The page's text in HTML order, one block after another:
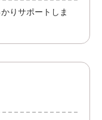
りサポートしま